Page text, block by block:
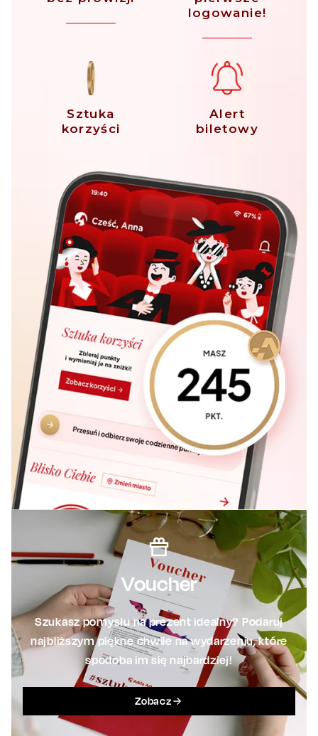
logowanie!
Sztuka
korzyści
Alert
biletowy
Voucher
Szukasz pomysłu na prezent idealny? Podaruj
najbliższym piękne chwile na wydarzeniu, które
spodoba im się najbardziej!
Zobacz